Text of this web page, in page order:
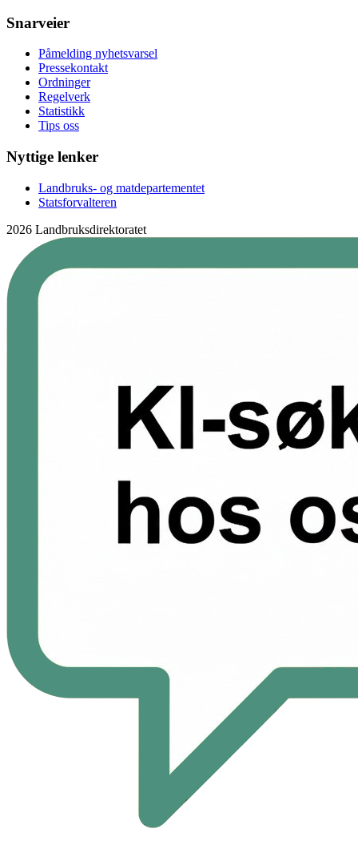
Snarveier
Påmelding nyhetsvarsel
Pressekontakt
Ordninger
Regelverk
Statistikk
Tips oss
Nyttige lenker
Landbruks- og matdepartementet
Statsforvalteren
2026 Landbruksdirektoratet